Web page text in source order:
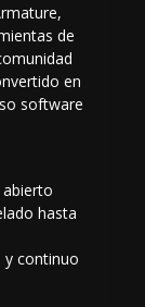
de
en
software
hasta
y continuo